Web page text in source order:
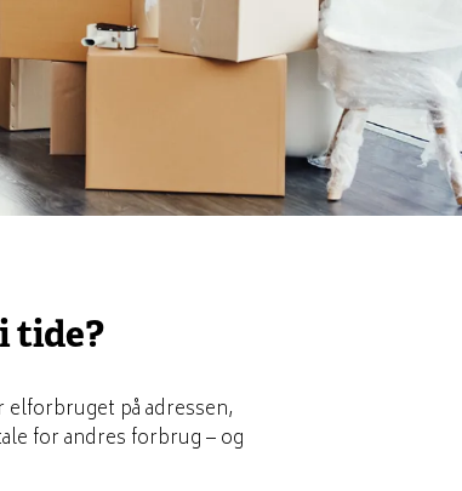
tide?
på adressen,
for andres forbrug – og